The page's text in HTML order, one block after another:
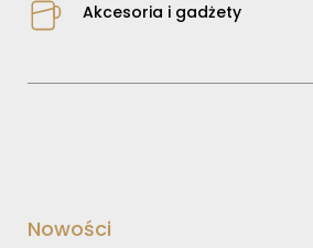
Akcesoria i gadżety
Nowości